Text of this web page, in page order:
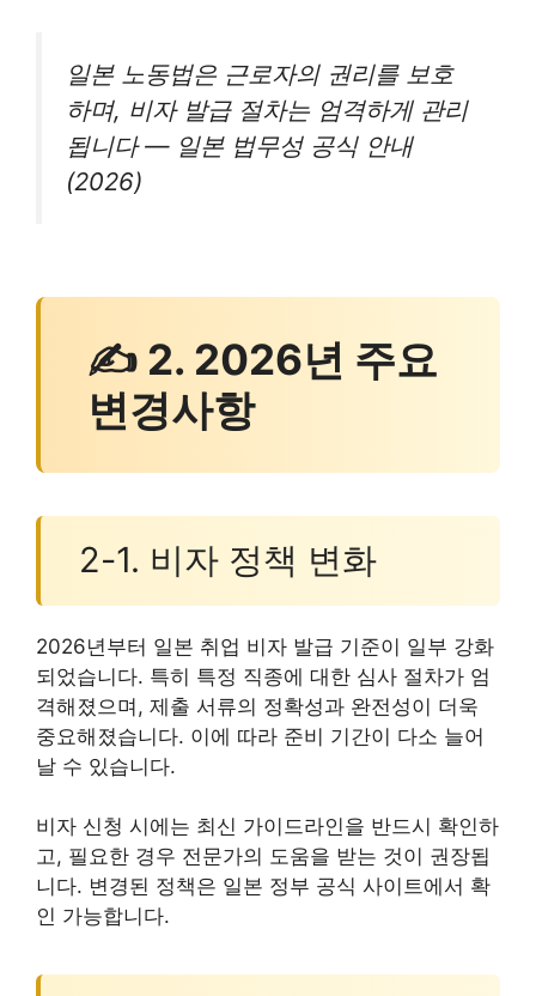
일본 노동법은 근로자의 권리를 보호
하며, 비자 발급 절차는 엄격하게 관리
됩니다 — 일본 법무성 공식 안내
(2026)
✍ 2. 2026년 주요
변경사항
2-1. 비자 정책 변화
2026년부터 일본 취업 비자 발급 기준이 일부 강화
되었습니다. 특히 특정 직종에 대한 심사 절차가 엄
격해졌으며, 제출 서류의 정확성과 완전성이 더욱
중요해졌습니다. 이에 따라 준비 기간이 다소 늘어
날 수 있습니다.
비자 신청 시에는 최신 가이드라인을 반드시 확인하
고, 필요한 경우 전문가의 도움을 받는 것이 권장됩
니다. 변경된 정책은 일본 정부 공식 사이트에서 확
인 가능합니다.